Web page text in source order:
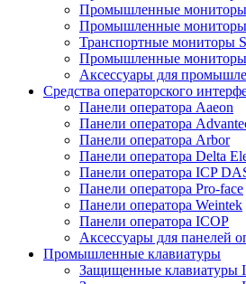
Промышленные
Промышленные мониторы
Транспортные мониторы
Промышленные
Аксессуары для
Средства операторского
Панели оператора Aaeon
Панели оператора
Панели оператора Arbor
Панели оператора Delta
Панели оператора ICP
Панели оператора Pro-face
Панели оператора Weintek
Панели оператора ICOP
Аксессуары для панелей
Промышленные клавиатуры
Защищенные клавиатуры